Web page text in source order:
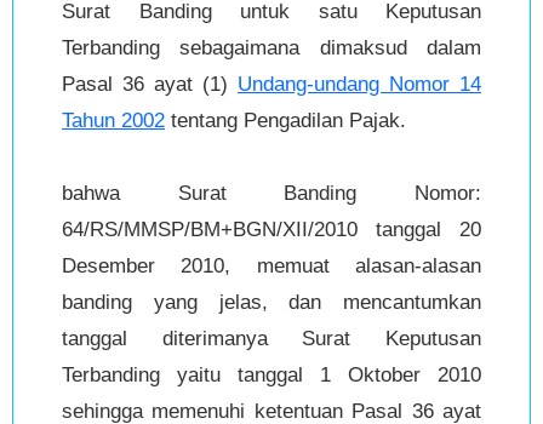
Surat Banding untuk satu Keputusan
Terbanding sebagaimana dimaksud dalam
Pasal 36 ayat (1) Undang-undang Nomor 14
Tahun 2002 tentang Pengadilan Pajak.
bahwa Surat Banding Nomor:
64/RS/MMSP/BM+BGN/XII/2010 tanggal 20
Desember 2010, memuat alasan-alasan
banding yang jelas, dan mencantumkan
tanggal diterimanya Surat Keputusan
Terbanding yaitu tanggal 1 Oktober 2010
sehingga memenuhi ketentuan Pasal 36 ayat